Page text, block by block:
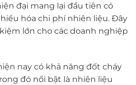
đại mang lại đầu tiên có
hóa chi phí nhiên liệu. Đây
lớn cho các doanh nghiệp
nay có khả năng đốt cháy
đó nổi bật là nhiên liệu